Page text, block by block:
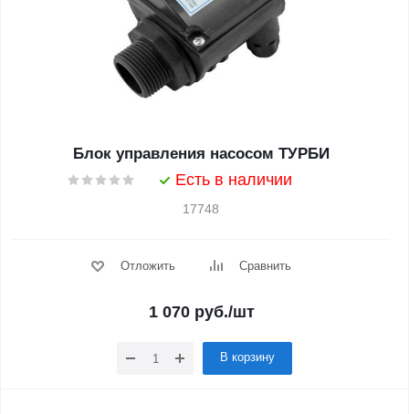
Блок управления насосом ТУРБИ
Есть в наличии
17748
Отложить Сравнить
1 070руб./шт
В корзину